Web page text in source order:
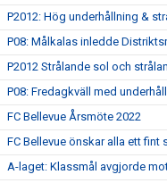
P2012: Hög underhållning &
P08: Målkalas inledde
P2012 Strålande sol och
P08: Fredagkväll med
FC Bellevue Årsmöte 2022
FC Bellevue önskar alla ett fint
A-laget: Klassmål avgjorde